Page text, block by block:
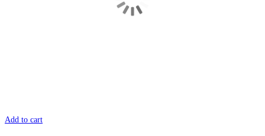
Add to cart